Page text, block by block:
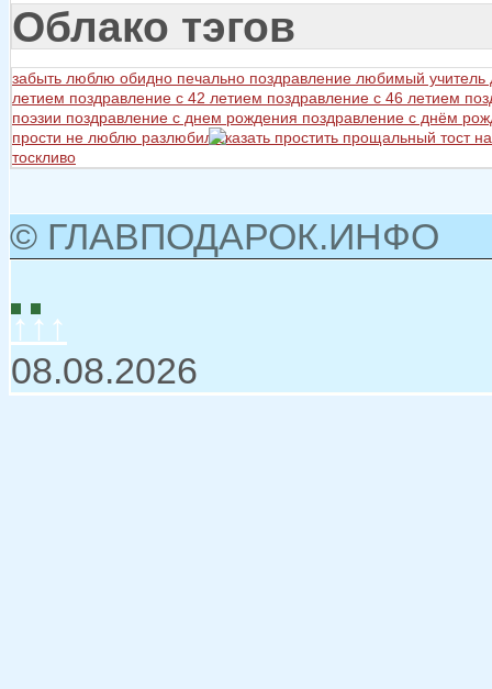
Облако тэгов
забыть люблю обидно печально поздравление любимый учитель
летием поздравление с 42 летием поздравление с 46 летием
поэзии поздравление с днем рождения поздравление с днём
прости не люблю разлюбил сказать простить прощальный тост
тоскливо
© ГЛАВПОДАРОК.ИНФО
↑↑↑
08.08.2026